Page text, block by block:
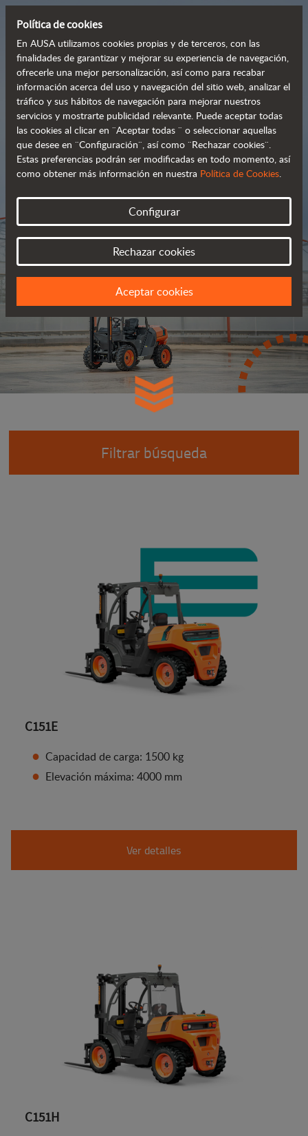
Carretillas todoterreno
robustas y avanzadas
Catálogo
Filtrar búsqueda
C151E
Capacidad de carga: 1500 kg
Elevación máxima: 4000 mm
Ver detalles
C151H
Política de cookies
En AUSA utilizamos cookies propias y de terceros, con las
finalidades de garantizar y mejorar su experiencia de navegación,
ofrecerle una mejor personalización, así como para recabar
información acerca del uso y navegación del sitio web, analizar el
tráfico y sus hábitos de navegación para mejorar nuestros
servicios y mostrarte publicidad relevante. Puede aceptar todas
las cookies al clicar en ¨Aceptar todas ¨ o seleccionar aquellas
que desee en ¨Configuración¨, así como ¨Rechazar cookies¨.
Estas preferencias podrán ser modificadas en todo momento, así
como obtener más información en nuestra Política de Cookies.
Configurar
Rechazar cookies
Aceptar cookies